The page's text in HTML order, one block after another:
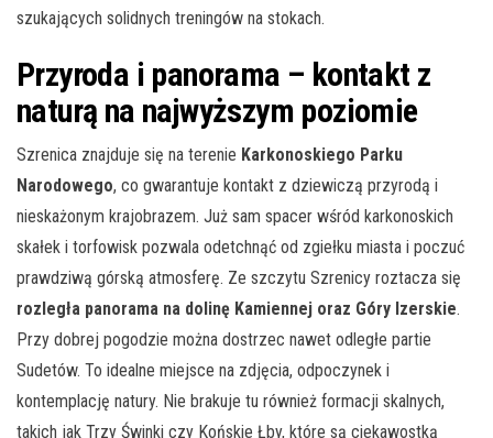
szukających solidnych treningów na stokach.
Przyroda i panorama – kontakt z
naturą na najwyższym poziomie
Szrenica znajduje się na terenie Karkonoskiego Parku
Narodowego, co gwarantuje kontakt z dziewiczą przyrodą i
nieskażonym krajobrazem. Już sam spacer wśród karkonoskich
skałek i torfowisk pozwala odetchnąć od zgiełku miasta i poczuć
prawdziwą górską atmosferę. Ze szczytu Szrenicy roztacza się
rozległa panorama na dolinę Kamiennej oraz Góry Izerskie.
Przy dobrej pogodzie można dostrzec nawet odległe partie
Sudetów. To idealne miejsce na zdjęcia, odpoczynek i
kontemplację natury. Nie brakuje tu również formacji skalnych,
takich jak Trzy Świnki czy Końskie Łby, które są ciekawostką